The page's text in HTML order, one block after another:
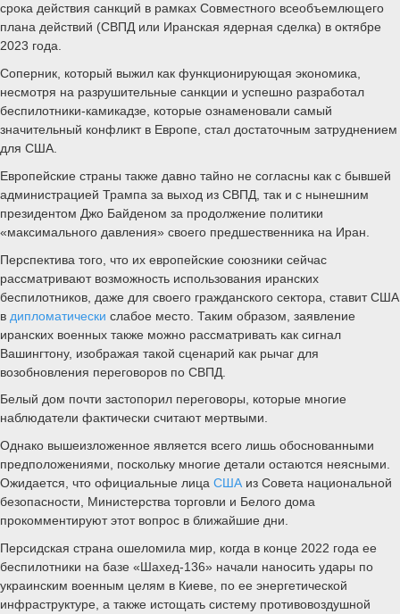
срока действия санкций в рамках Совместного всеобъемлющего
плана действий (СВПД или Иранская ядерная сделка) в октябре
2023 года.
Соперник, который выжил как функционирующая экономика,
несмотря на разрушительные санкции и успешно разработал
беспилотники-камикадзе, которые ознаменовали самый
значительный конфликт в Европе, стал достаточным затруднением
для США.
Европейские страны также давно тайно не согласны как с бывшей
администрацией Трампа за выход из СВПД, так и с нынешним
президентом Джо Байденом за продолжение политики
«максимального давления» своего предшественника на Иран.
Перспектива того, что их европейские союзники сейчас
рассматривают возможность использования иранских
беспилотников, даже для своего гражданского сектора, ставит США
в дипломатически слабое место. Таким образом, заявление
иранских военных также можно рассматривать как сигнал
Вашингтону, изображая такой сценарий как рычаг для
возобновления переговоров по СВПД.
Белый дом почти застопорил переговоры, которые многие
наблюдатели фактически считают мертвыми.
Однако вышеизложенное является всего лишь обоснованными
предположениями, поскольку многие детали остаются неясными.
Ожидается, что официальные лица США из Совета национальной
безопасности, Министерства торговли и Белого дома
прокомментируют этот вопрос в ближайшие дни.
Персидская страна ошеломила мир, когда в конце 2022 года ее
беспилотники на базе «Шахед-136» начали наносить удары по
украинским военным целям в Киеве, по ее энергетической
инфраструктуре, а также истощать систему противовоздушной